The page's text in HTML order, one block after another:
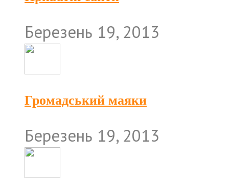
Березень 19, 2013
Громадський маяки
Березень 19, 2013